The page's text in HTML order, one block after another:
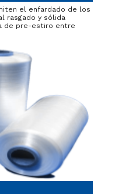
el enfardado de los
rasgado y sólida
de pre-estiro entre